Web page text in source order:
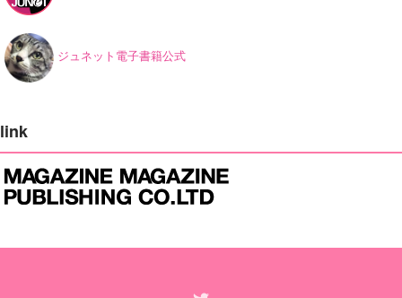
ジュネット電子書籍公式
link